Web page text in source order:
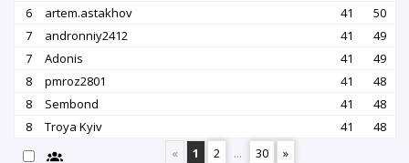
6
artem.astakhov 41
50
7
andronniy2412 41
49
7
Adonis 41
49
8
pmroz2801 41
48
8
Sembond 41
48
8
Troya Kyiv 41
48
«
1 2 ... 30 »